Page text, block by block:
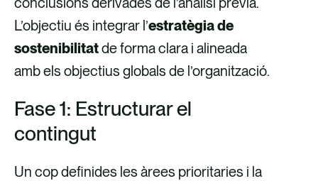
L’objectiu és integrar l’estratègia de
sostenibilitatde forma clara i alineada
amb els objectius globals de l’organització.
Fase 1: Estructurar el
contingut
Un cop definides les àrees prioritaries i la